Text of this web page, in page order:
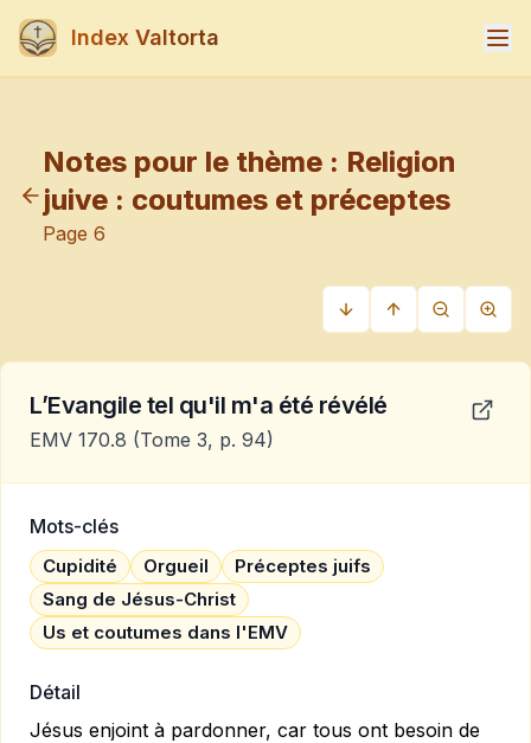
Index Valtorta
Notes pour le thème : Religion
juive : coutumes et préceptes
Page 6
L’Evangile tel qu'il m'a été révélé
EMV 170.8 (Tome 3, p. 94)
Mots-clés
Cupidité Orgueil
Préceptes juifs
Sang de Jésus-Christ
Us et coutumes dans l'EMV
Détail
Jésus enjoint à pardonner, car tous ont besoin de